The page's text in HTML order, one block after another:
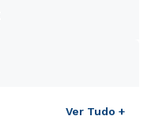
Ver Tudo +